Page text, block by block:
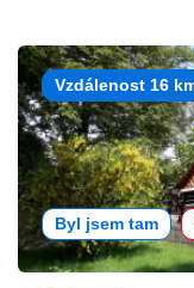
Vzdálenost 16
Byl jsem tam